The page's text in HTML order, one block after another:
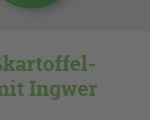
Ingwer